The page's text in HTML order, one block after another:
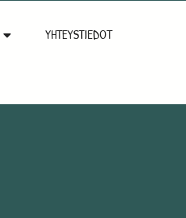
YHTEYSTIEDOT